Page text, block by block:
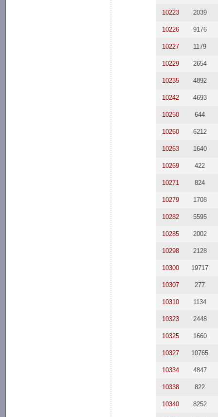
10223 2039
10226 9176
10227 1179
10229 2654
10235 4892
10242 4693
10250 644
10260 6212
10263 1640
10269 422
10271 824
10279 1708
10282 5595
10285 2002
10298 2128
10300 19717
10307 277
10310 1134
10323 2448
10325 1660
10327 10765
10334 4847
10338 822
10340 8252